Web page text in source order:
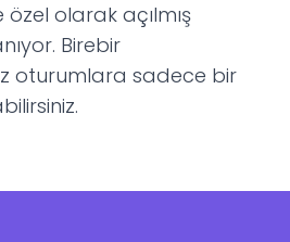
özel olarak açılmış
Birebir
oturumlara sadece bir